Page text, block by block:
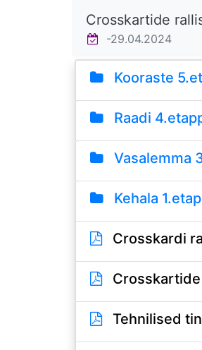
Crosskartide
-29.04.2024
Kooraste
Raadi
Vasalemma
Kehala
Crosskardi
Crosskartide
Tehnilised